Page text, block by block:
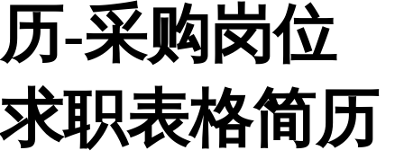
历-采购岗位
求职表格简历